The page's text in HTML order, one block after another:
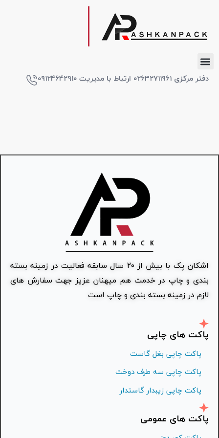
دفتر مرکزی ۰۲۶۳۲۷۱۱۹۶۱ ارتباط با مدیریت ۰۹۱۲۴۶۴۲۹۱۰
اشکان پک با بیش از ۲۰ سال سابقه فعالیت در زمینه بسته
بندی و چاپ در خدمت هم میهنان عزیز جهت سفارش های
لازم در زمینه بسته بندی و چاپ است
پاکت های چاپی
پاکت چاپی بغل گاست
پاکت چاپی سه طرف دوخت
پاکت چاپی زیبدار گاستدار
پاکت های عمومی